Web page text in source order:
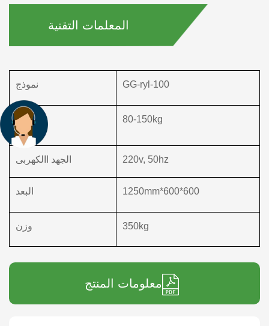
المعلمات التقنية
نموذج GG-ryl-100
سعة 80-150kg
الجهد االكهربى 220v, 50hz
البعد 600*600*1250mm
وزن 350kg
معلومات المنتج